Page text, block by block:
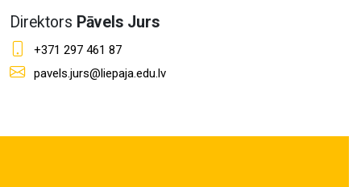
Direktors Pāvels Jurs
+371 297 461 87
pavels.jurs@liepaja.edu.lv